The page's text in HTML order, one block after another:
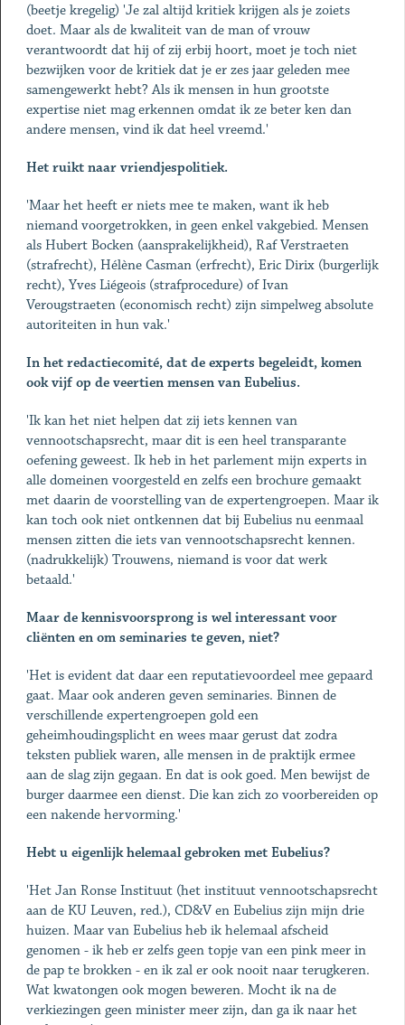
(beetje kregelig) 'Je zal altijd kritiek krijgen als je zoiets
doet. Maar als de kwaliteit van de man of vrouw
verantwoordt dat hij of zij erbij hoort, moet je toch niet
bezwijken voor de kritiek dat je er zes jaar geleden mee
samengewerkt hebt? Als ik mensen in hun grootste
expertise niet mag erkennen omdat ik ze beter ken dan
andere mensen, vind ik dat heel vreemd.'
Het ruikt naar vriendjespolitiek.
'Maar het heeft er niets mee te maken, want ik heb
niemand voorgetrokken, in geen enkel vakgebied. Mensen
als Hubert Bocken (aansprakelijkheid), Raf Verstraeten
(strafrecht), Hélène Casman (erfrecht), Eric Dirix (burgerlijk
recht), Yves Liégeois (strafprocedure) of Ivan
Verougstraeten (economisch recht) zijn simpelweg absolute
autoriteiten in hun vak.'
In het redactiecomité, dat de experts begeleidt, komen
ook vijf op de veertien mensen van Eubelius.
'Ik kan het niet helpen dat zij iets kennen van
vennootschapsrecht, maar dit is een heel transparante
oefening geweest. Ik heb in het parlement mijn experts in
alle domeinen voorgesteld en zelfs een brochure gemaakt
met daarin de voorstelling van de expertengroepen. Maar ik
kan toch ook niet ontkennen dat bij Eubelius nu eenmaal
mensen zitten die iets van vennootschapsrecht kennen.
(nadrukkelijk) Trouwens, niemand is voor dat werk
betaald.'
Maar de kennisvoorsprong is wel interessant voor
cliënten en om seminaries te geven, niet?
'Het is evident dat daar een reputatievoordeel mee gepaard
gaat. Maar ook anderen geven seminaries. Binnen de
verschillende expertengroepen gold een
geheimhoudingsplicht en wees maar gerust dat zodra
teksten publiek waren, alle mensen in de praktijk ermee
aan de slag zijn gegaan. En dat is ook goed. Men bewijst de
burger daarmee een dienst. Die kan zich zo voorbereiden op
een nakende hervorming.'
Hebt u eigenlijk helemaal gebroken met Eubelius?
'Het Jan Ronse Instituut (het instituut vennootschapsrecht
aan de KU Leuven, red.), CD&V en Eubelius zijn mijn drie
huizen. Maar van Eubelius heb ik helemaal afscheid
genomen - ik heb er zelfs geen topje van een pink meer in
de pap te brokken - en ik zal er ook nooit naar terugkeren.
Wat kwatongen ook mogen beweren. Mocht ik na de
verkiezingen geen minister meer zijn, dan ga ik naar het